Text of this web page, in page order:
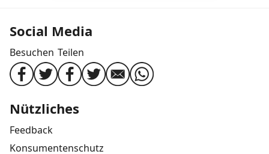
Social Media
Besuchen Teilen
Nützliches
Feedback
Konsumentenschutz